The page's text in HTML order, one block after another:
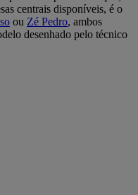
centrais disponíveis, é o
ou Zé Pedro, ambos
desenhado pelo técnico